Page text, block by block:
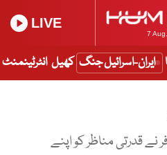
7
LIVE
ایران-اسرائیل جنگ کھیل انٹرٹینمنٹ
ٖفوٹوگرافر نے قدرتی مناظر کو اپنے